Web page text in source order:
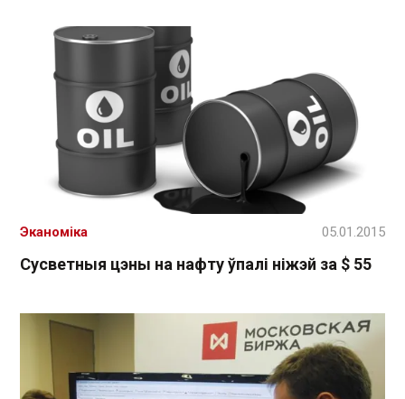
Сусветныя цэны на нафту ўпалі ніжэй за $ 55
Эканоміка 05.01.2015